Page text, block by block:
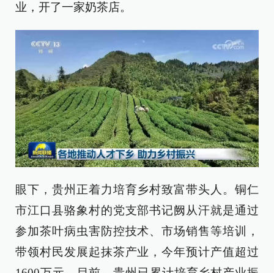
业，开了一家奶茶店。
眼下，贵州正着力培育乡村致富带头人。铜仁
市江口县骆象村的党支部书记阙从汗就是通过
参加茶叶病虫害防控技术、市场销售等培训，
带领村民发展起抹茶产业，今年预计产值超过